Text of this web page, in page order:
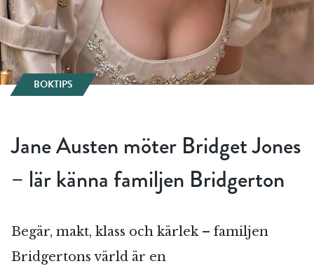
BOKTIPS
Jane Austen möter Bridget Jones
– lär känna familjen Bridgerton
Begär, makt, klass och kärlek – familjen
Bridgertons värld är en